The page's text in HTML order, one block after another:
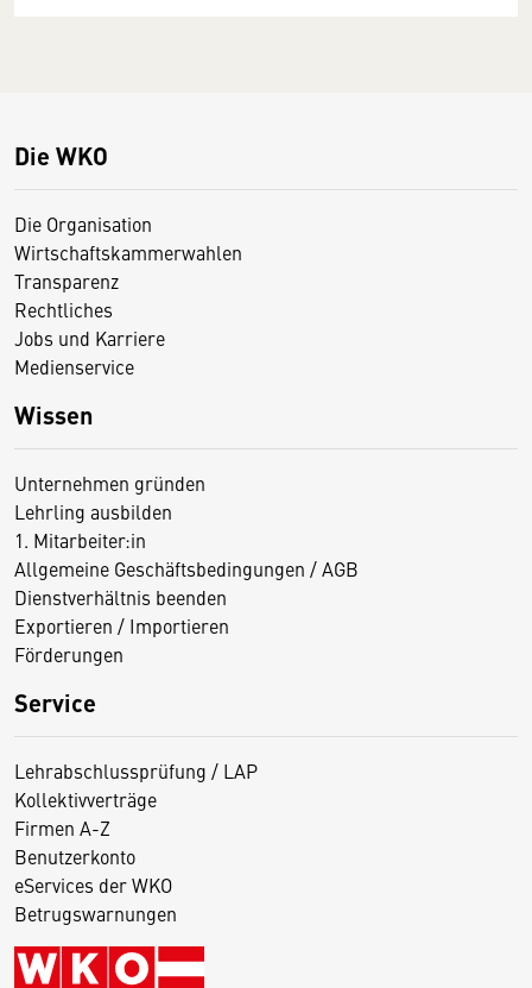
Die WKO
Die Organisation
Wirtschaftskammerwahlen
Transparenz
Rechtliches
Jobs und Karriere
Medienservice
Wissen
Unternehmen gründen
Lehrling ausbilden
1. Mitarbeiter:in
Allgemeine Geschäftsbedingungen / AGB
Dienstverhältnis beenden
Exportieren / Importieren
Förderungen
Service
Lehrabschlussprüfung / LAP
Kollektivverträge
Firmen A-Z
Benutzerkonto
eServices der WKO
Betrugswarnungen